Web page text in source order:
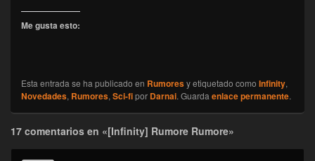
Me gusta esto:
Esta entrada se ha publicado en Rumoresy etiquetado como Infinity,
Novedades, Rumores, Sci-fipor Darnai. Guarda enlace permanente.
17 comentarios en «[Infinity] Rumore Rumore»